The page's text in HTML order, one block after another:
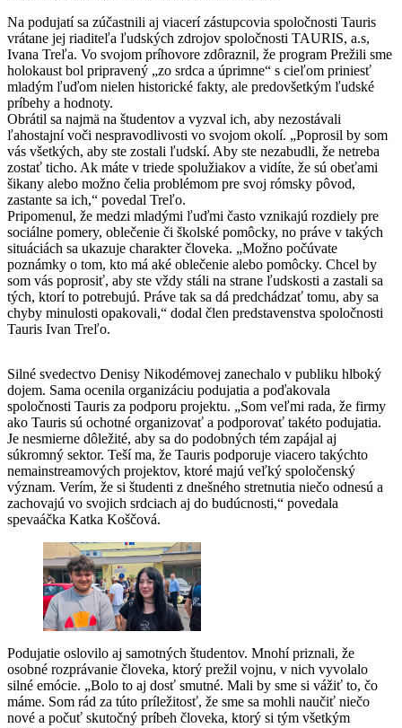
Na podujatí sa zúčastnili aj viacerí zástupcovia spoločnosti Tauris
vrátane jej riaditeľa ľudských zdrojov spoločnosti TAURIS, a.s,
Ivana Treľa. Vo svojom príhovore zdôraznil, že program Prežili sme
holokaust bol pripravený „zo srdca a úprimne“ s cieľom priniesť
mladým ľuďom nielen historické fakty, ale predovšetkým ľudské
príbehy a hodnoty.
Obrátil sa najmä na študentov a vyzval ich, aby nezostávali
ľahostajní voči nespravodlivosti vo svojom okolí. „Poprosil by som
vás všetkých, aby ste zostali ľudskí. Aby ste nezabudli, že netreba
zostať ticho. Ak máte v triede spolužiakov a vidíte, že sú obeťami
šikany alebo možno čelia problémom pre svoj rómsky pôvod,
zastante sa ich,“ povedal Treľo.
Pripomenul, že medzi mladými ľuďmi často vznikajú rozdiely pre
sociálne pomery, oblečenie či školské pomôcky, no práve v takých
situáciách sa ukazuje charakter človeka. „Možno počúvate
poznámky o tom, kto má aké oblečenie alebo pomôcky. Chcel by
som vás poprosiť, aby ste vždy stáli na strane ľudskosti a zastali sa
tých, ktorí to potrebujú. Práve tak sa dá predchádzať tomu, aby sa
chyby minulosti opakovali,“ dodal člen predstavenstva spoločnosti
Tauris Ivan Treľo.
Silné svedectvo Denisy Nikodémovej zanechalo v publiku hlboký
dojem. Sama ocenila organizáciu podujatia a poďakovala
spoločnosti Tauris za podporu projektu. „Som veľmi rada, že firmy
ako Tauris sú ochotné organizovať a podporovať takéto podujatia.
Je nesmierne dôležité, aby sa do podobných tém zapájal aj
súkromný sektor. Teší ma, že Tauris podporuje viacero takýchto
nemainstreamových projektov, ktoré majú veľký spoločenský
význam. Verím, že si študenti z dnešného stretnutia niečo odnesú a
zachovajú vo svojich srdciach aj do budúcnosti,“ povedala
spevaáčka Katka Koščová.
Podujatie oslovilo aj samotných študentov. Mnohí priznali, že
osobné rozprávanie človeka, ktorý prežil vojnu, v nich vyvolalo
silné emócie. „Bolo to aj dosť smutné. Mali by sme si vážiť to, čo
máme. Som rád za túto príležitosť, že sme sa mohli naučiť niečo
nové a počuť skutočný príbeh človeka, ktorý si tým všetkým